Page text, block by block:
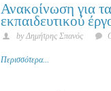
Ανακοίνωση για
εκπαιδευτικού
by Δημήτρης Σπανός
Περισσότερα...